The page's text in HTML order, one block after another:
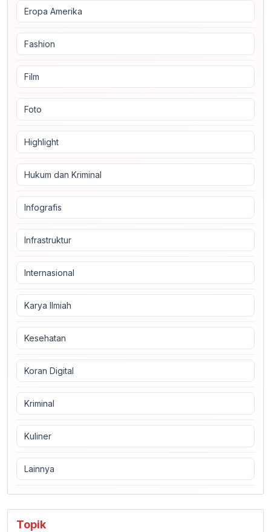
Eropa Amerika
Fashion
Film
Foto
Highlight
Hukum dan Kriminal
Infografis
Infrastruktur
Internasional
Karya Ilmiah
Kesehatan
Koran Digital
Kriminal
Kuliner
Lainnya
Topik